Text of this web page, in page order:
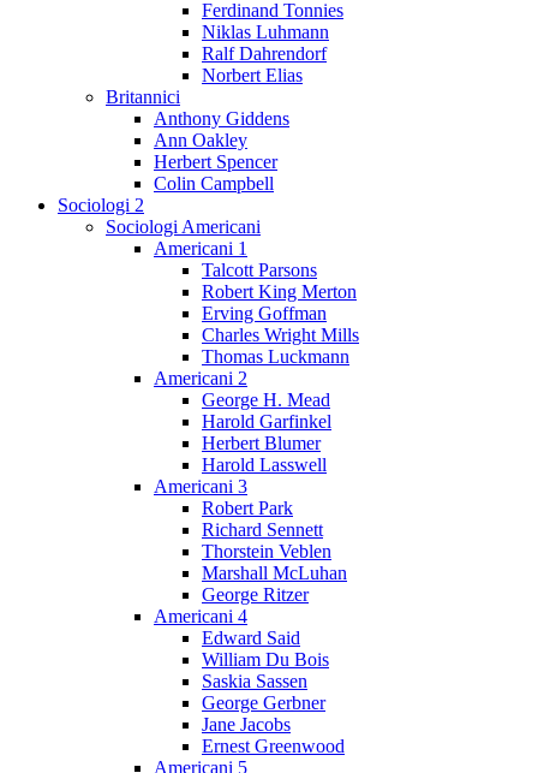
Ferdinand Tonnies
Niklas Luhmann
Ralf Dahrendorf
Norbert Elias
Britannici
Anthony Giddens
Ann Oakley
Herbert Spencer
Colin Campbell
Sociologi 2
Sociologi Americani
Americani 1
Talcott Parsons
Robert King Merton
Erving Goffman
Charles Wright Mills
Thomas Luckmann
Americani 2
George H. Mead
Harold Garfinkel
Herbert Blumer
Harold Lasswell
Americani 3
Robert Park
Richard Sennett
Thorstein Veblen
Marshall McLuhan
George Ritzer
Americani 4
Edward Said
William Du Bois
Saskia Sassen
George Gerbner
Jane Jacobs
Ernest Greenwood
Americani 5